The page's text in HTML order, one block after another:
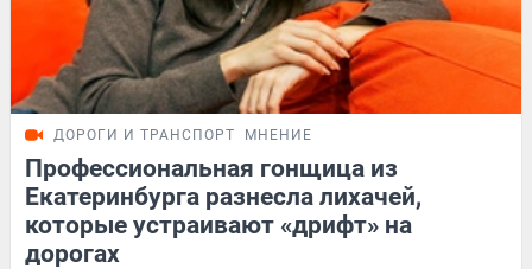
ДОРОГИ И ТРАНСПОРТ МНЕНИЕ
Профессиональная гонщица из
Екатеринбурга разнесла лихачей,
которые устраивают «дрифт» на
дорогах